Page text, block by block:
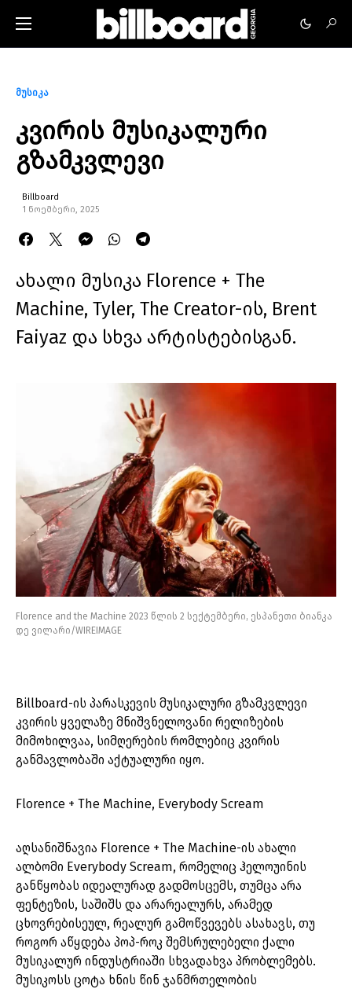
მუსიკა
კვირის მუსიკალური
გზამკვლევი
Billboard
1 ნოემბერი, 2025
ახალი მუსიკა Florence + The
Machine, Tyler, The Creator-ის, Brent
Faiyaz და სხვა არტისტებისგან.
Florence and the Machine 2023 წლის 2 სექტემბერი, ესპანეთი ბიანკა
დე ვილარი/WIREIMAGE
Billboard-ის პარასკევის მუსიკალური გზამკვლევი
კვირის ყველაზე მნიშვნელოვანი რელიზების
მიმოხილვაა, სიმღერების რომლებიც კვირის
განმავლობაში აქტუალური იყო.
Florence + The Machine, Everybody Scream
აღსანიშნავია Florence + The Machine-ის ახალი
ალბომი Everybody Scream, რომელიც ჰელოუინის
განწყობას იდეალურად გადმოსცემს, თუმცა არა
ფენტეზის, საშიშს და არარეალურს, არამედ
ცხოვრებისეულ, რეალურ გამოწვევებს ასახავს, თუ
როგორ აწყდება პოპ-როკ შემსრულებელი ქალი
მუსიკალურ ინდუსტრიაში სხვადახვა პრობლემებს.
მუსიკოსს ცოტა ხნის წინ ჯანმრთელობის